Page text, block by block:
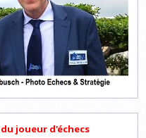
joueur d'échecs